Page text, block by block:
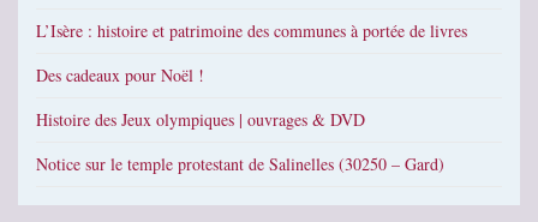
L’Isère : histoire et patrimoine des communes à portée de livres
Des cadeaux pour Noël !
Histoire des Jeux olympiques | ouvrages & DVD
Notice sur le temple protestant de Salinelles (30250 – Gard)